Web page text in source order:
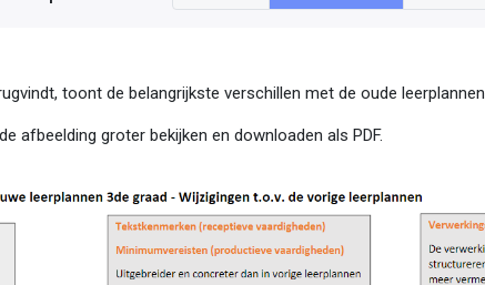
toont de belangrijkste verschillen met de oude leerplannen.
afbeelding groter bekijken en downloaden als PDF.